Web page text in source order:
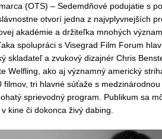
(OTS) – Sedemdňové podujatie s
otvorí jedna z najvplyvnejších
akadémie a držiteľka mnohých
spolupráci s Visegrad Film Forum
skladateľ a zvukový dizajnér Chris
Welfling, ako aj významný americký
filmov, tri hlavné súťaže s
sprievodný program. Publikum sa
kine či dokonca živý dabing.